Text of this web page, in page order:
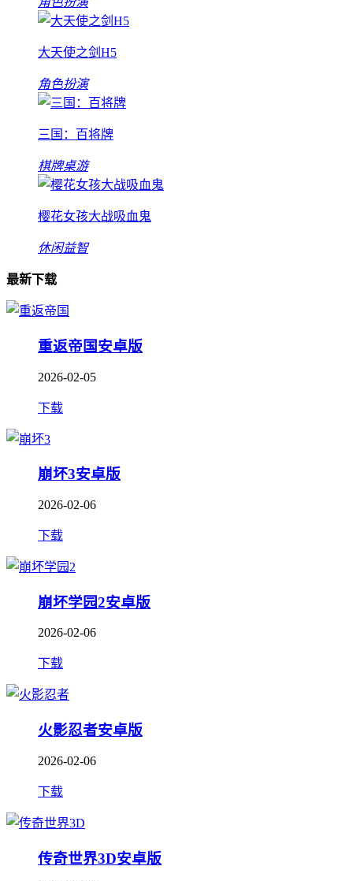
大天使之剑H5
角色扮演
三国：百将牌
棋牌桌游
樱花女孩大战吸血鬼
休闲益智
最新下载
重返帝国安卓版
2026-02-05
下载
崩坏3安卓版
2026-02-06
下载
崩坏学园2安卓版
2026-02-06
下载
火影忍者安卓版
2026-02-06
下载
传奇世界3D安卓版